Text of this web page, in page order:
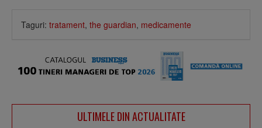
Taguri: tratament, the guardian, medicamente
ULTIMELE DIN ACTUALITATE